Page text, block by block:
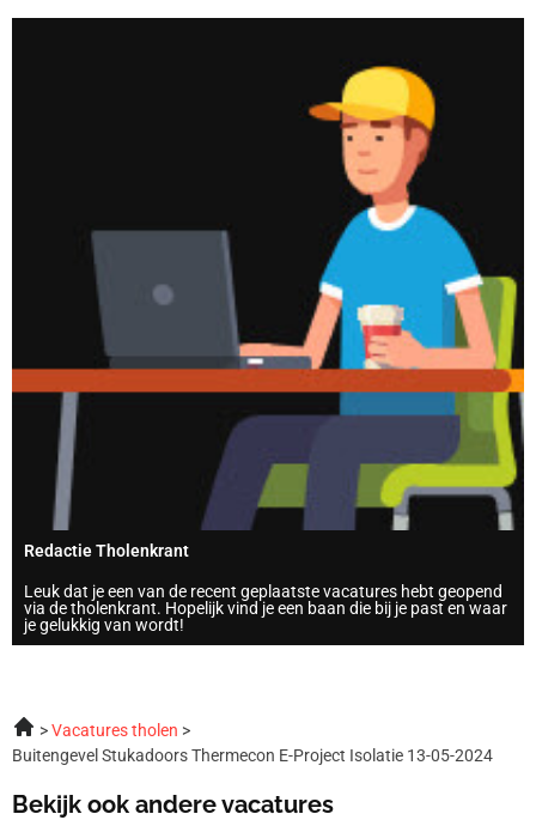
Redactie Tholenkrant
Leuk dat je een van de recent geplaatste vacatures hebt geopend
via de tholenkrant. Hopelijk vind je een baan die bij je past en waar
je gelukkig van wordt!
Vacatures tholen
Buitengevel Stukadoors Thermecon E-Project Isolatie 13-05-2024
Bekijk ook andere vacatures